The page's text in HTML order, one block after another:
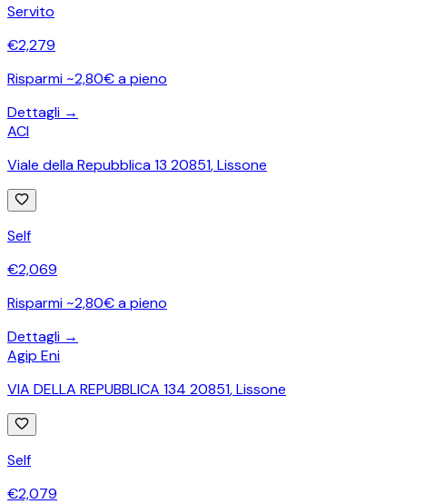
Servito
€2,279
Risparmi ~2,80€ a pieno
Dettagli →
ACI
Viale della Repubblica 13 20851,Lissone
Self
€2,069
Risparmi ~2,80€ a pieno
Dettagli →
Agip Eni
VIA DELLA REPUBBLICA 134 20851,Lissone
Self
€2,079